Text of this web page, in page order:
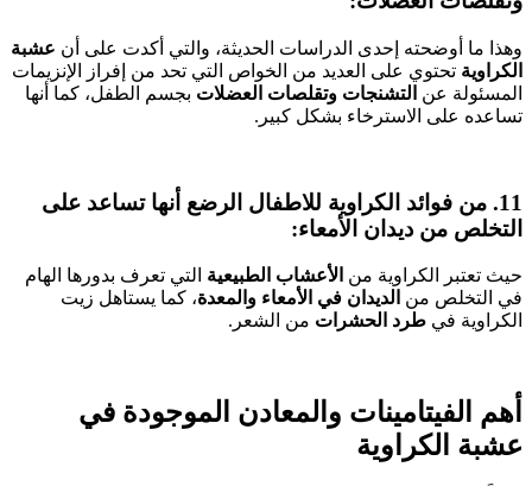
وهذا ما أوضحته إحدى الدراسات الحديثة، والتي أكدت على أن عشبة
الكراوية تحتوي على العديد من الخواص التي تحد من إفراز الإنزيمات
المسئولة عن التشنجات وتقلصات العضلات بجسم الطفل، كما أنها
تساعده على الاسترخاء بشكل كبير.
11. من فوائد الكراوية للاطفال الرضع أنها تساعد على
التخلص من ديدان الأمعاء:
حيث تعتبر الكراوية من الأعشاب الطبيعية التي تعرف بدورها الهام
في التخلص من الديدان في الأمعاء والمعدة، كما يستاهل زيت
الكراوية في طرد الحشرات من الشعر.
أهم الفيتامينات والمعادن الموجودة في
عشبة الكراوية